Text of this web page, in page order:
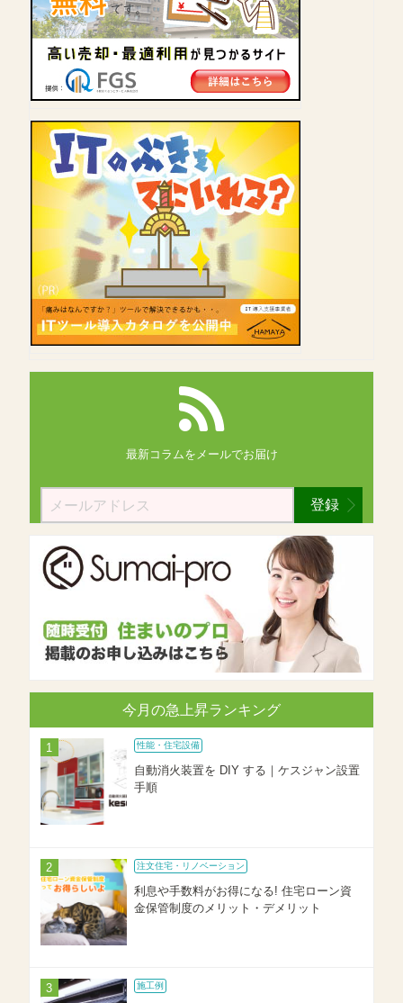
最新コラムを メールでお届け
登録
今月の急上昇ランキング
性能・住宅設備
自動消火装置を DIY する｜ケスジャン設置
手順
注文住宅・リノベーション
利息や手数料がお得になる! 住宅ローン資
金保管制度のメリット・デメリット
施工例